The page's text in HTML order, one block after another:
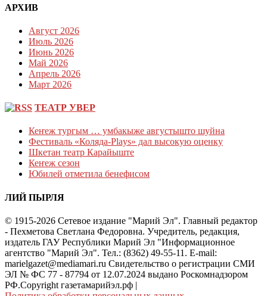
АРХИВ
Август 2026
Июль 2026
Июнь 2026
Май 2026
Апрель 2026
Март 2026
ТЕАТР УВЕР
Кеҥеж тургым … умбакыже августышто шуйна
Фестиваль «Коляда-Plays» дал высокую оценку
Шкетан театр Карайыште
Кеҥеж сезон
Юбилей отметила бенефисом
ЛИЙ ПЫРЛЯ
© 1915-2026 Сетевое издание "Марий Эл". Главный редактор
- Пехметова Светлана Федоровна. Учредитель, редакция,
издатель ГАУ Республики Марий Эл "Информационное
агентство "Марий Эл". Тел.: (8362) 49-55-11. E-mail:
marielgazet@mediamari.ru Свидетельство о регистрации СМИ
ЭЛ № ФС 77 - 87794 от 12.07.2024 выдано Роскомнадзором
РФ.Copyright газетамарийэл.рф |